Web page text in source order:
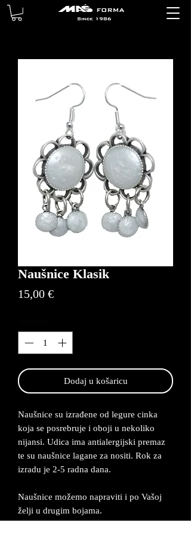
Naušnice Klasik
15,00 €Price
Dodaj u košaricu
Naušnice su izrađene od legure cinka
koja se posrebruje i oboji u nekoliko
nijansi. Udica ima antialergijski premaz
te su naušnice lagane za nositi. Rok za
izradu je 2-5 radna dana.
Naušnice možemo napraviti i po Vašoj
želji u drugim bojama.